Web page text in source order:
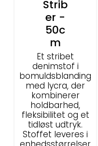
Strib
er -
50c
m
Et stribet
denimstof i
bomuldsblanding
med lycra, der
kombinerer
holdbarhed,
fleksibilitet og et
tidløst udtryk.
Stoffet leveres i